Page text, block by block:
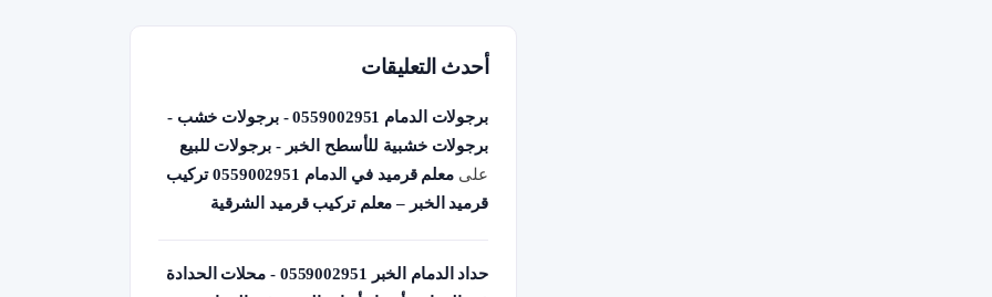
أحدث التعليقات
برجولات الدمام 0559002951 - برجولات خشب -
برجولات خشبية للأسطح الخبر - برجولات للبيع
على
معلم قرميد في الدمام 0559002951 تركيب
قرميد الخبر – معلم تركيب قرميد الشرقية
حداد الدمام الخبر 0559002951 - محلات الحدادة